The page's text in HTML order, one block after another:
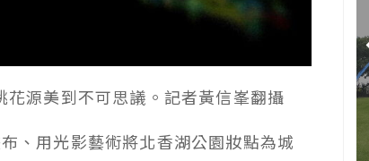
源美到不可思議。記者黃信峯翻攝
、用光影藝術將北香湖公園妝點為城